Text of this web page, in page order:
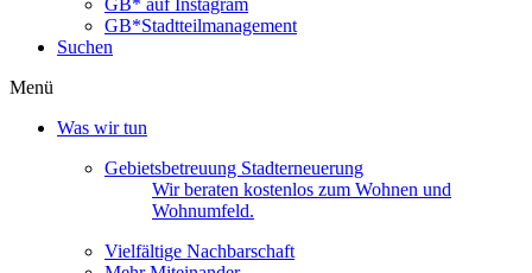
GB* auf Instagram
GB*Stadtteilmanagement
Suchen
Menü
Was wir tun
Gebietsbetreuung Stadterneuerung
Wir beraten kostenlos zum Wohnen und
Wohnumfeld.
Vielfältige Nachbarschaft